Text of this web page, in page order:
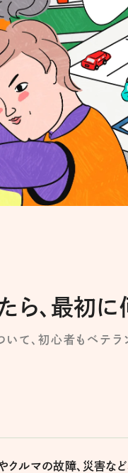
ら、最初に
て、初心者もベテラ
ルマの故障、災害など